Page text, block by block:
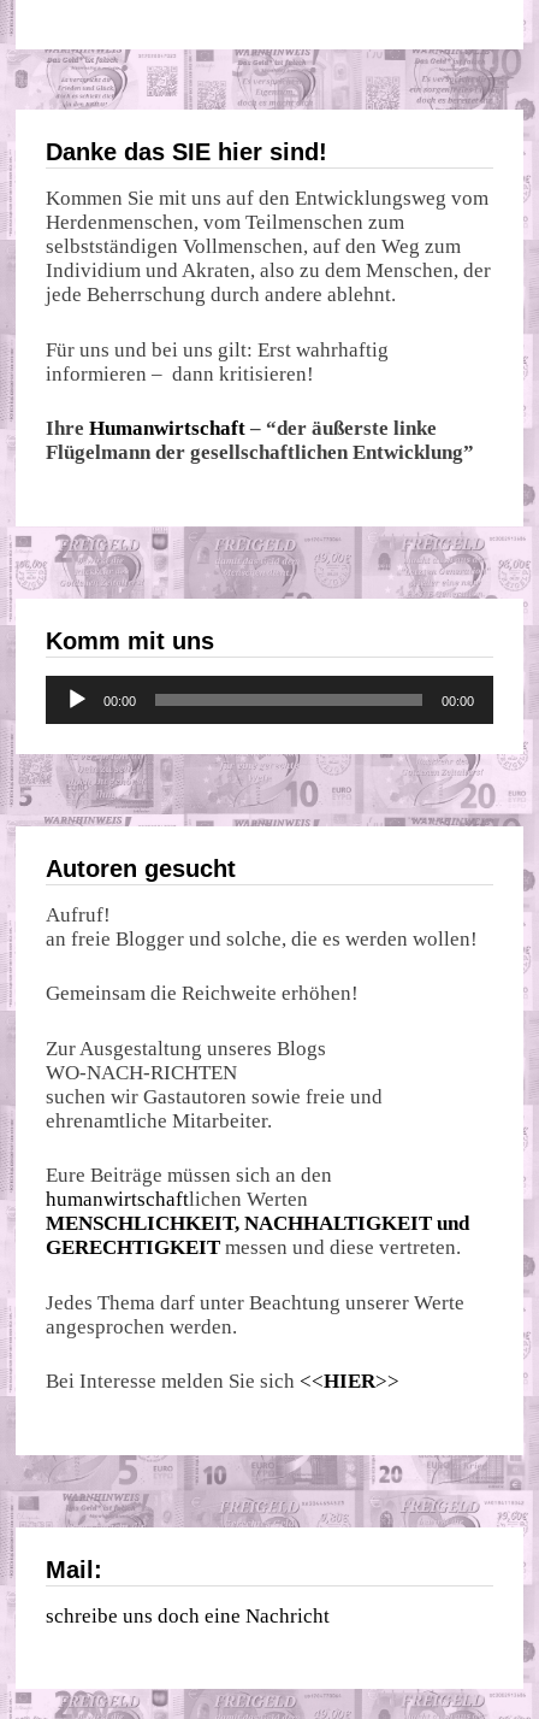
DONBAS
AUS
BERICHTEN
Danke das SIE hier sind!
Kommen Sie mit uns auf den Entwicklungsweg vom
Herdenmenschen, vom Teilmenschen zum
selbstständigen Vollmenschen, auf den Weg zum
Individium und Akraten, also zu dem Menschen, der
jede Beherrschung durch andere ablehnt.
Für uns und bei uns gilt: Erst wahrhaftig
informieren – dann kritisieren!
IhreHumanwirtschaft – “der äußerste linke
Flügelmann der gesellschaftlichen Entwicklung”
Komm mit uns
Audio-
Player
00:00 00:00
Autoren gesucht
Aufruf!
an freie Blogger und solche, die es werden wollen!
Gemeinsam die Reichweite erhöhen!
Zur Ausgestaltung unseres Blogs
WO-NACH-RICHTEN
suchen wir Gastautoren sowie freie und
ehrenamtliche Mitarbeiter.
Eure Beiträge müssen sich an den
humanwirtschaftlichen Werten
MENSCHLICHKEIT, NACHHALTIGKEIT und
GERECHTIGKEIT messen und diese vertreten.
Jedes Thema darf unter Beachtung unserer Werte
angesprochen werden.
Bei Interesse melden Sie sich <<HIER>>
Mail:
schreibe uns doch eine Nachricht